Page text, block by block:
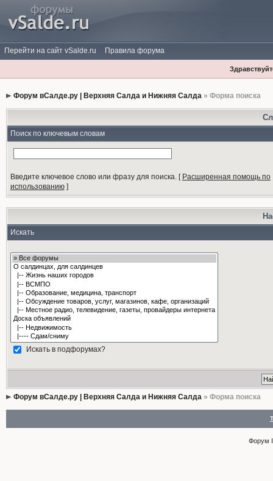
Перейти на сайт vSalde.ru Правила форума
Форум вСалде.ру | Верхняя Салда и Нижняя Салда» Форма поиска
Поиск по ключевым словам
Введите ключевое слово или фразу для поиска.[ Расширенная помощь по
использованию]
Искать
Искать в подфорумах?
Форум вСалде.ру | Верхняя Салда и Нижняя Салда» Форма поиска
Форум